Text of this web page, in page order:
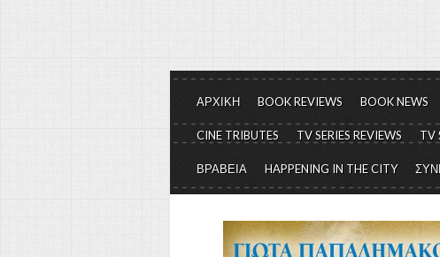
ΑΡΧΙΚΗ BOOK REVIEWS BOOK NEWS
CINE TRIBUTES TV SERIES REVIEWS TV
ΒΡΑΒΕΙΑ HAPPENING IN THE CITY